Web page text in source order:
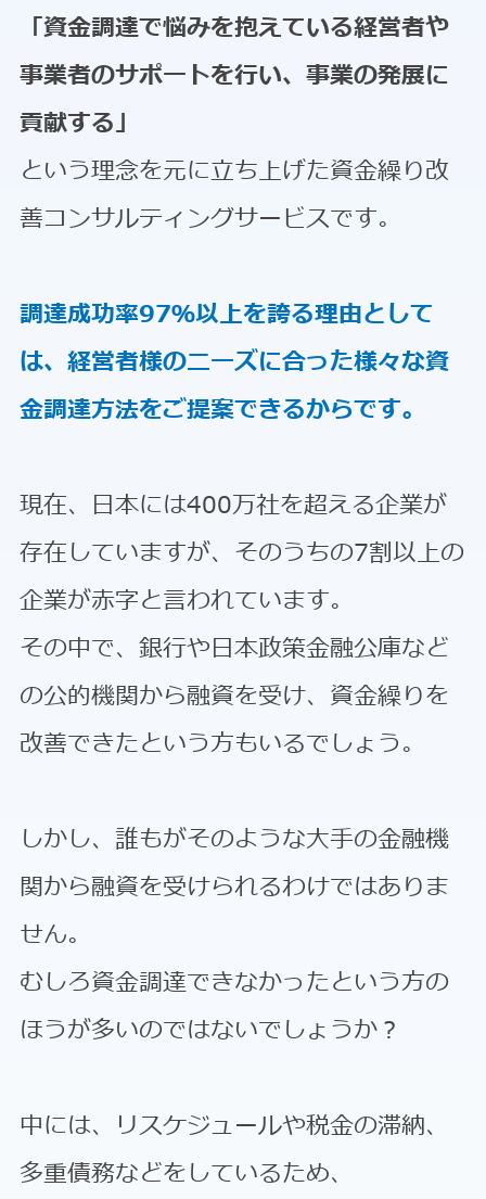
「資金調達で悩みを抱えている経営者や
事業者のサポートを行い、事業の発展に
貢献する」
という理念を元に立ち上げた資金繰り改
善コンサルティングサービスです。
調達成功率97％以上を誇る理由として
は、経営者様のニーズに合った様々な資
金調達方法をご提案できるからです。
現在、日本には400万社を超える企業が
存在していますが、そのうちの7割以上の
企業が赤字と言われています。
その中で、銀行や日本政策金融公庫など
の公的機関から融資を受け、資金繰りを
改善できたという方もいるでしょう。
しかし、誰もがそのような大手の金融機
関から融資を受けられるわけではありま
せん。
むしろ資金調達できなかったという方の
ほうが多いのではないでしょうか？
中には、リスケジュールや税金の滞納、
多重債務などをしているため、